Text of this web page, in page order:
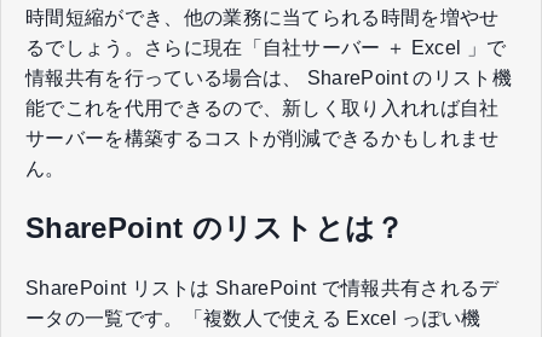
時間短縮ができ、他の業務に当てられる時間を増やせ
るでしょう。さらに現在「自社サーバー ＋ Excel 」で
情報共有を行っている場合は、 SharePoint のリスト機
能でこれを代用できるので、新しく取り入れれば自社
サーバーを構築するコストが削減できるかもしれませ
ん。
SharePoint のリストとは？
SharePoint リストは SharePoint で情報共有されるデ
ータの一覧です。「複数人で使える Excel っぽい機